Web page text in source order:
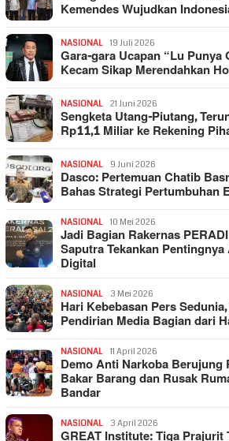
Kemendes Wujudkan
NASIONAL 19 Juli 2026
Gara-gara Ucapan “Lu Punya
Kecam Sikap Merendahkan
NASIONAL 21 Juni 2026
Sengketa Utang-Piutang,
Rp11,1 Miliar ke Rekening
NASIONAL 9 Juni 2026
Dasco: Pertemuan Chatib
Bahas Strategi Pertumbuhan
NASIONAL 10 Mei 2026
Jadi Bagian Rakernas
Saputra Tekankan
Digital
NASIONAL 3 Mei 2026
Hari Kebebasan Pers
Pendirian Media Bagian dari
NASIONAL 11 April 2026
Demo Anti Narkoba Berujung
Bakar Barang dan Rusak
Bandar
NASIONAL 3 April 2026